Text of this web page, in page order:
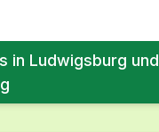
in Ludwigsburg und